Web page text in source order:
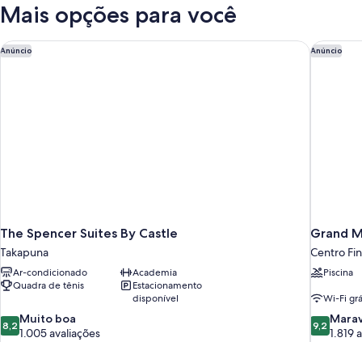
cama
Mais opções para você
Anúncio
The Spencer Suites By Castle
Takapuna
Ar-condicionado
Academia
Quadra de tênis
Estacionamento
disponível
8.2
de
8,2 Muito boa
1.005 avaliações
The Spencer Suites By Castle Anúncio
Grand
Centro
Piscina
Wi-Fi
9.2
de
9,2
1.819
Grand